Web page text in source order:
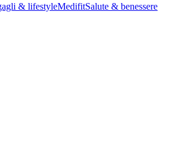
& lifestyleMedifitSalute & benessere